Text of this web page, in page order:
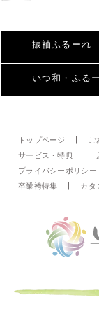
振袖ふるーれ
いつ和・ふる
トップページ ご
サービス・特典
プライバシーポリシー
卒業袴特集
カタ